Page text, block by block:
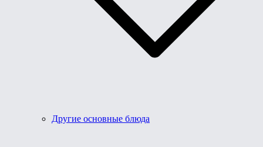
Другие основные блюда